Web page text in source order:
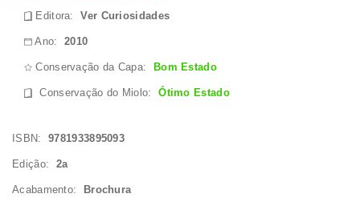
Editora:Ver Curiosidades
Ano:2010
Conservação da Capa: Bom Estado
Conservação do Miolo:Ótimo Estado
ISBN:9781933895093
Edição: 2a
Acabamento: Brochura